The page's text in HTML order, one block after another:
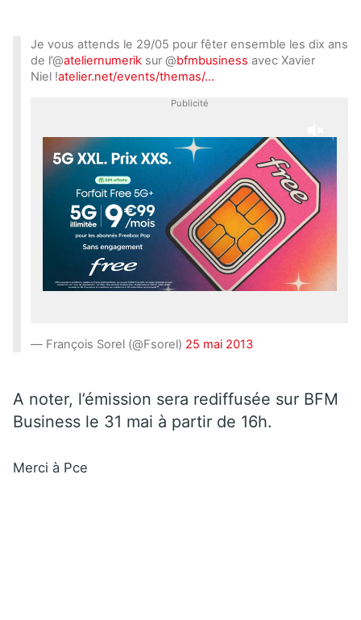
Je vous attends le 29/05 pour fêter ensemble les dix ans
de l’@ateliernumerik sur @bfmbusiness avec Xavier
Niel !atelier.net/events/themas/…
Publicité
— François Sorel (@Fsorel) 25 mai 2013
A noter, l’émission sera rediffusée sur BFM
Business le 31 mai à partir de 16h.
Merci à Pce